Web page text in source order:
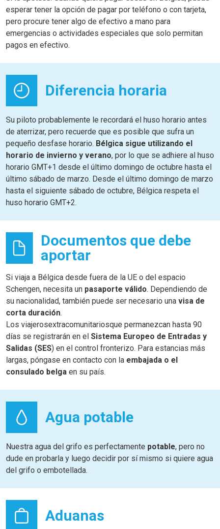
esperar tener la opción de pagar por teléfono o con tarjeta,
pero procure tener algo de efectivo a mano para
emergencias o actividades especiales que solo permitan
pagos en efectivo.
Diferencia horaria
Su piloto probablemente le recordará el huso horario antes
de aterrizar, pero recuerde que es posible que sufra un
pequeño desfase horario. Bélgica sigue utilizando el
horario de invierno y verano, por lo que se adhiere al huso
horario GMT+1 desde el último domingo de octubre hasta el
último sábado de marzo. Desde el último domingo de marzo
hasta el siguiente sábado de octubre, Bélgica respeta el
huso horario GMT+2.
Documentos que debe
aportar
Si viaja a Bélgica desde fuera de la UE o del espacio
Schengen, necesita un pasaporte válido. Dependiendo de
su nacionalidad, también puede ser necesario una visa de
corta duración.
Los viajerosextracomunitariosque permanezcan hasta 90
días se registrarán en el Sistema Europeo de Entradas y
Salidas (SES) en el control fronterizo. Para estancias más
largas, póngase en contacto con la embajada o el
consulado belga en su país.
Agua potable
Nuestra agua del grifo es perfectamente potable, pero no
dude en probarla y luego decidir por sí mismo si quiere agua
del grifo o embotellada.
Aduanas